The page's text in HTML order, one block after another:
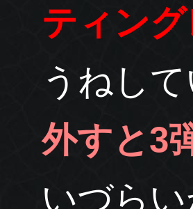
ティン
うねし
外すと3
いづら